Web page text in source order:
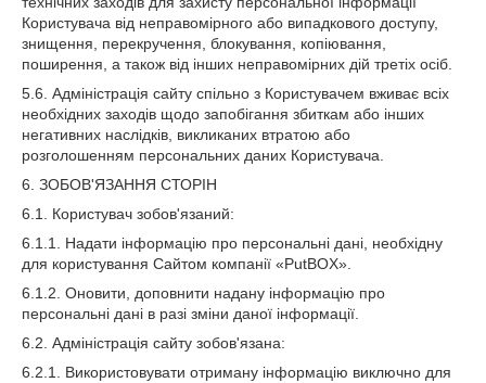
Користувача від неправомірного або випадкового доступу,
знищення, перекручення, блокування, копіювання,
поширення, а також від інших неправомірних дій третіх осіб.
5.6. Адміністрація сайту спільно з Користувачем вживає всіх
необхідних заходів щодо запобігання збиткам або інших
негативних наслідків, викликаних втратою або
розголошенням персональних даних Користувача.
6. ЗОБОВ'ЯЗАННЯ СТОРІН
6.1. Користувач зобов'язаний:
6.1.1. Надати інформацію про персональні дані, необхідну
для користування Сайтом компанії «PutBOX».
6.1.2. Оновити, доповнити надану інформацію про
персональні дані в разі зміни даної інформації.
6.2. Адміністрація сайту зобов'язана:
6.2.1. Використовувати отриману інформацію виключно для